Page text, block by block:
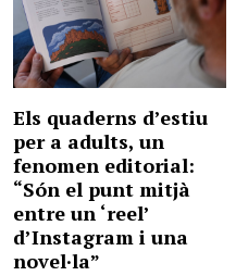
Els quaderns d’estiu
per a adults, un
fenomen editorial:
“Són el punt mitjà
entre un ‘reel’
d’Instagram i una
novel·la”